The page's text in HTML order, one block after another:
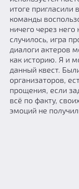
итоге пригласили
команды
ничего через
случилось, игра
диалоги актеров
как историю. Я и
данный квест.
организаторов,
прощения, если
всё по факту,
эмоций не